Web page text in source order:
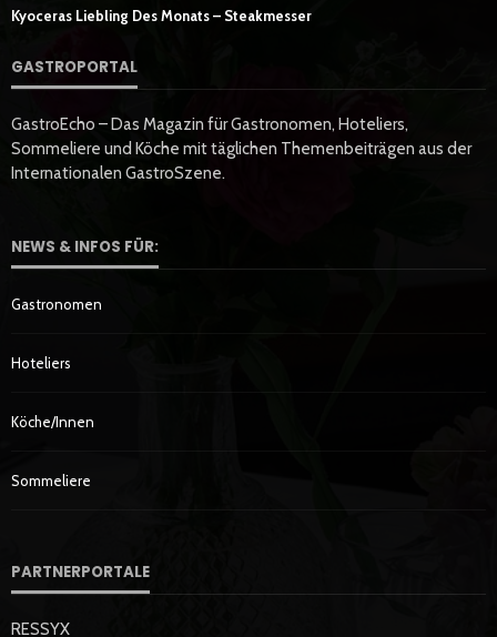
Kyoceras Liebling Des Monats – Steakmesser
GASTROPORTAL
GastroEcho – Das Magazin für Gastronomen, Hoteliers,
Sommeliere und Köche mit täglichen Themenbeiträgen aus der
Internationalen GastroSzene.
NEWS & INFOS FÜR:
Gastronomen
Hoteliers
Köche/innen
Sommeliere
PARTNERPORTALE
RESSYX